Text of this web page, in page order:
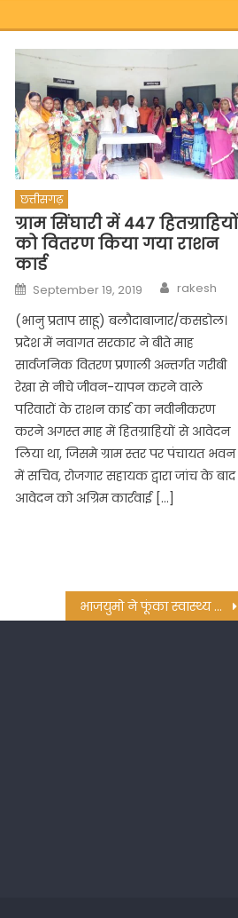
छत्तीसगढ़
ग्राम सिंघारी में 447 हितग्राहियों
को वितरण किया गया राशन
कार्ड
Posted
on
September 19, 2019 Author
rakesh
(भानु प्रताप साहू) बलौदाबाजार/कसडोल।
प्रदेश में नवागत सरकार ने बीते माह
सार्वजनिक वितरण प्रणाली अन्तर्गत गरीबी
रेखा से नीचे जीवन-यापन करने वाले
परिवारों के राशन कार्ड का नवीनीकरण
करने अगस्त माह में हितग्राहियों से आवेदन
लिया था, जिसमे ग्राम स्तर पर पंचायत भवन
में सचिव, रोजगार सहायक द्वारा जांच के बाद
आवेदन को अग्रिम कार्रवाई […]
भाजयुमो ने फूंका स्वास्थ्य मंत्री व मनेन्द्रगढ़ विधायक का पुतला